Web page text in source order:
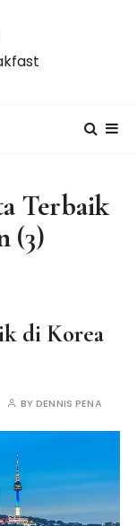
Terbaik
(3)
di Korea
BYDENNIS PENA